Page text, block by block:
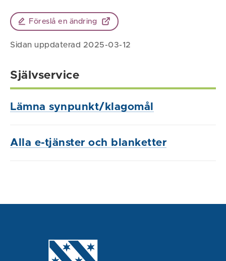
Föreslå en ändring
Sidan uppdaterad 2025-03-12
Självservice
Lämna synpunkt/klagomål
Alla e-tjänster och blanketter